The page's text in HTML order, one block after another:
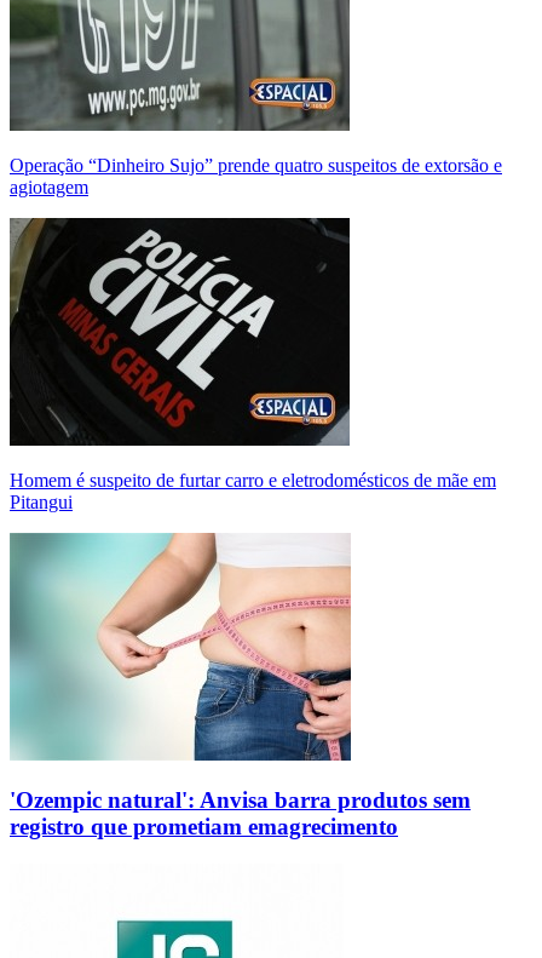
Operação “Dinheiro Sujo” prende quatro suspeitos de extorsão e
agiotagem
Homem é suspeito de furtar carro e eletrodomésticos de mãe em
Pitangui
'Ozempic natural': Anvisa barra produtos sem
registro que prometiam emagrecimento